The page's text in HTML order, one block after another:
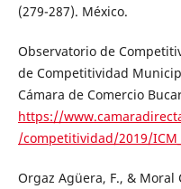
(279-287). México.
Observatorio de
de Competitividad
Cámara de Comercio
https://
/competitividad/2019/
Orgaz Agüera, F., & Moral